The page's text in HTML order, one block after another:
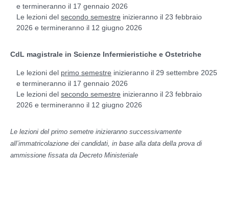
e termineranno il 17 gennaio 2026
Le lezioni del secondo semestre inizieranno il 23 febbraio
2026 e termineranno il 12 giugno 2026
CdL magistrale in Scienze Infermieristiche e Ostetriche
Le lezioni del primo semestre inizieranno il 29 settembre 2025
e termineranno il 17 gennaio 2026
Le lezioni del secondo semestre inizieranno il 23 febbraio
2026 e termineranno il 12 giugno 2026
Le lezioni del primo semetre inizieranno successivamente
all’immatricolazione dei candidati, in base alla data della prova di
ammissione fissata da Decreto Ministeriale